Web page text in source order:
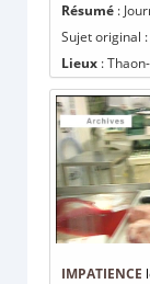
Résumé :
Sujet original
Lieux :
IMPATIENCE